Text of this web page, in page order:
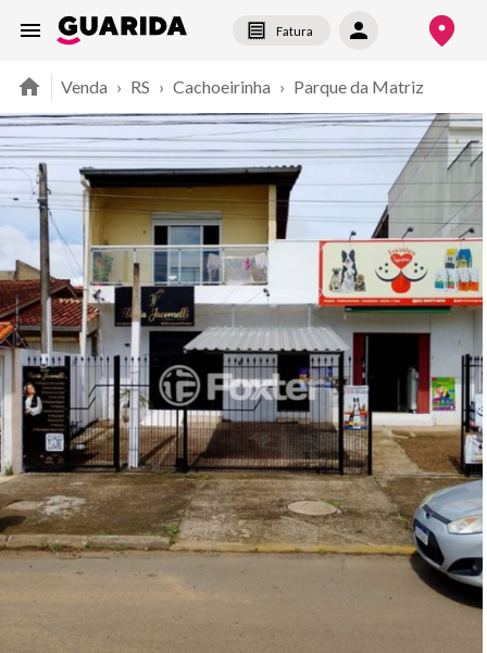
Fatura
Venda › RS › Cachoeirinha › Parque da Matriz